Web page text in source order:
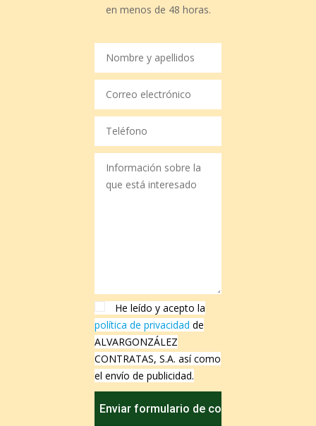
en menos de 48 horas.
He leído y acepto la
política de privacidad de
ALVARGONZÁLEZ
CONTRATAS, S.A. así como
el envío de publicidad.